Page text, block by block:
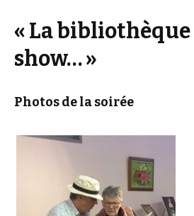
« La
show… »
Photos de la soirée